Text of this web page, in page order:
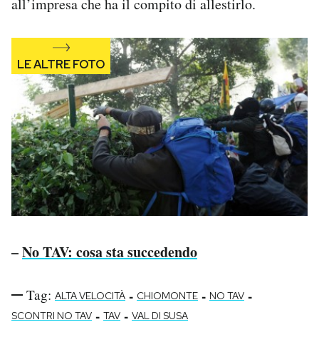
–No TAV: cosa sta succedendo
Tag: ALTA VELOCITÀ - CHIOMONTE - NO TAV -
SCONTRI NO TAV - TAV - VAL DI SUSA